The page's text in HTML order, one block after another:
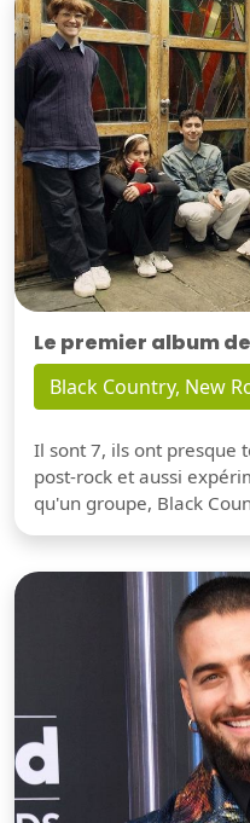
Le premier album
Black Country, New
Il sont 7, ils ont presque
post-rock et aussi
qu'un groupe, Black